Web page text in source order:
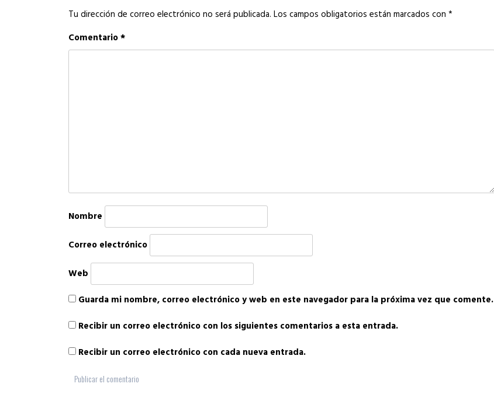
Tu dirección de correo electrónico no será publicada. Los campos obligatorios están marcados con *
Comentario*
Nombre
Correo electrónico
Web
Guarda mi nombre, correo electrónico y web en este navegador para la próxima vez que comente.
Recibir un correo electrónico con los siguientes comentarios a esta entrada.
Recibir un correo electrónico con cada nueva entrada.